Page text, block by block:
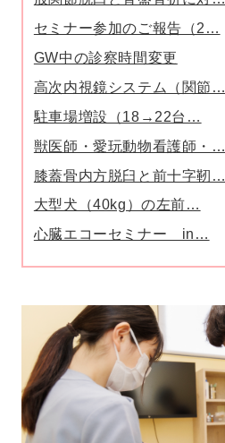
セミナー参加のご報告（2…
GW中の診察時間変更
高次内視鏡システム（関節…
駐車場増設（18→22台…
獣医師・愛玩動物看護師・…
膝蓋骨内方脱臼と前十字靭…
大型犬（40kg）の左前…
心臓エコーセミナー in…